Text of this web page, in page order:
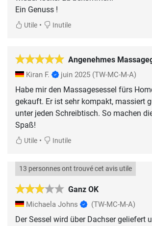
Ein Genuss !
Utile • Inutile
Angenehmes
Kiran F. juin 2025 (TW-MC-M-A)
Habe mir den Massagesessel fürs
gekauft. Er ist sehr kompakt, massiert
unter jeden Schreibtisch. So machen
Spaß!
Utile • Inutile
Ganz OK
13 personnes ont trouvé cet avis utile
Michaela Johns (TW-MC-M-A)
Der Sessel wird über Dachser geliefert